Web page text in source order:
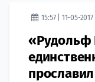
15:57 | 11-05-2017
«Рудольф